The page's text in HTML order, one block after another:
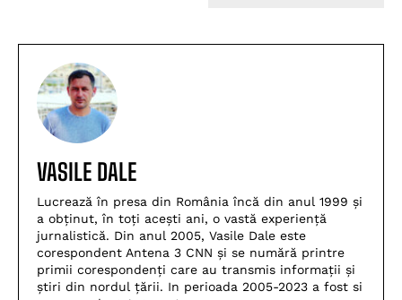
VASILE DALE
Lucrează în presa din România încă din anul 1999 și
a obținut, în toți acești ani, o vastă experiență
jurnalistică. Din anul 2005, Vasile Dale este
corespondent Antena 3 CNN și se numără printre
primii corespondenți care au transmis informații și
știri din nordul țării. In perioada 2005-2023 a fost si